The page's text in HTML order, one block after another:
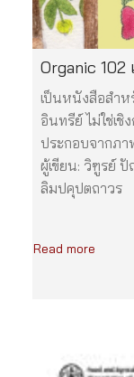
Organic
เป็นหนังสือสำห
อินทรีย์ ไม่ใช่เชิ
ประกอบจากภ
ผู้เขียน: วิฑูรย์
ลิมปคุปตถาวร
Read more